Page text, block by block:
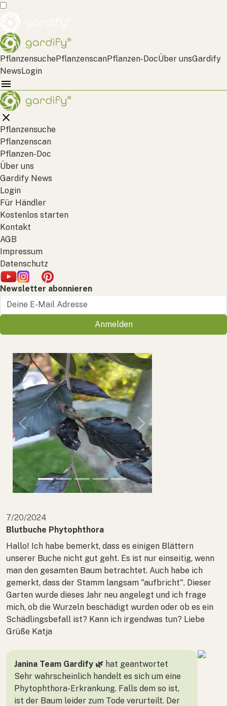
PflanzensuchePflanzenscanPflanzen-DocÜber unsGardify
NewsLogin
Pflanzensuche
Pflanzenscan
Pflanzen-Doc
Über uns
Gardify News
Login
Für Händler
Kostenlos starten
Kontakt
AGB
Impressum
Datenschutz
Newsletter abonnieren
Anmelden
Previous Next
7/20/2024
Blutbuche Phytophthora
Hallo! Ich habe bemerkt, dass es einigen Blättern
unserer Buche nicht gut geht. Es ist nur einseitig, wenn
man den gesamten Baum betrachtet. Auch habe ich
gemerkt, dass der Stamm langsam "aufbricht". Dieser
Garten wurde dieses Jahr neu angelegt und ich frage
mich, ob die Wurzeln beschädigt wurden oder ob es ein
Schädlingsbefall ist? Kann ich irgendwas tun? Liebe
Grüße Katja
Janina Team Gardify 🌿 hat geantwortet
Sehr wahrscheinlich handelt es sich um eine
Phytophthora-Erkrankung. Falls dem so ist,
ist der Baum leider zum Tode verurteilt. Der